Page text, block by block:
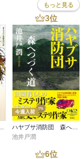
もっと見る
合戦心得〈八〉
3位
今週入荷
ハヤブサ消防団 森へつづく道
池井戸潤
6位